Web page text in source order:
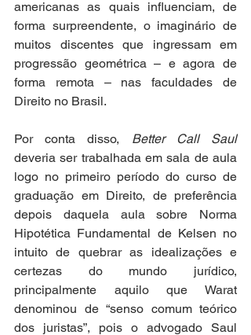
americanas as quais influenciam, de
forma surpreendente, o imaginário de
muitos discentes que ingressam em
progressão geométrica – e agora de
forma remota – nas faculdades de
Direito no Brasil.
Por conta disso, Better Call Saul
deveria ser trabalhada em sala de aula
logo no primeiro período do curso de
graduação em Direito, de preferência
depois daquela aula sobre Norma
Hipotética Fundamental de Kelsen no
intuito de quebrar as idealizações e
certezas do mundo jurídico,
principalmente aquilo que Warat
denominou de “senso comum teórico
dos juristas”, pois o advogado Saul